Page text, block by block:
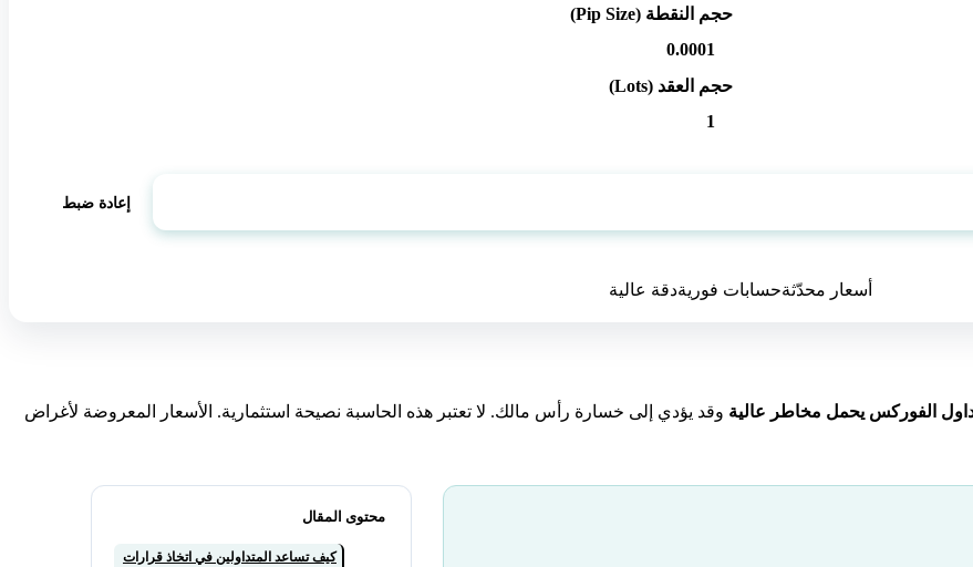
حجم النقطة (Pip Size)
حجم العقد (Lots)
إعادة ضبط
أسعار محدّثةحسابات فوريةدقة عالية
الفوركس يحمل مخاطر عالية وقد يؤدي إلى خسارة رأس مالك. لا تعتبر هذه الحاسبة نصيحة استثمارية. الأسعار المعروضة لأغراض
محتوى المقال
كيف تساعد المتداولين في اتخاذ قرارات